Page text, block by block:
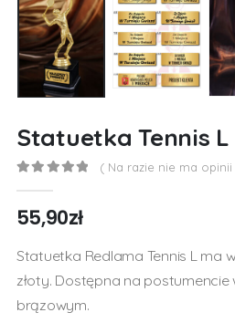
Statuetka Tennis L
( Na razie nie ma
55,90zł
Statuetka Redlama Tennis L ma
złoty. Dostępna na
brązowym.